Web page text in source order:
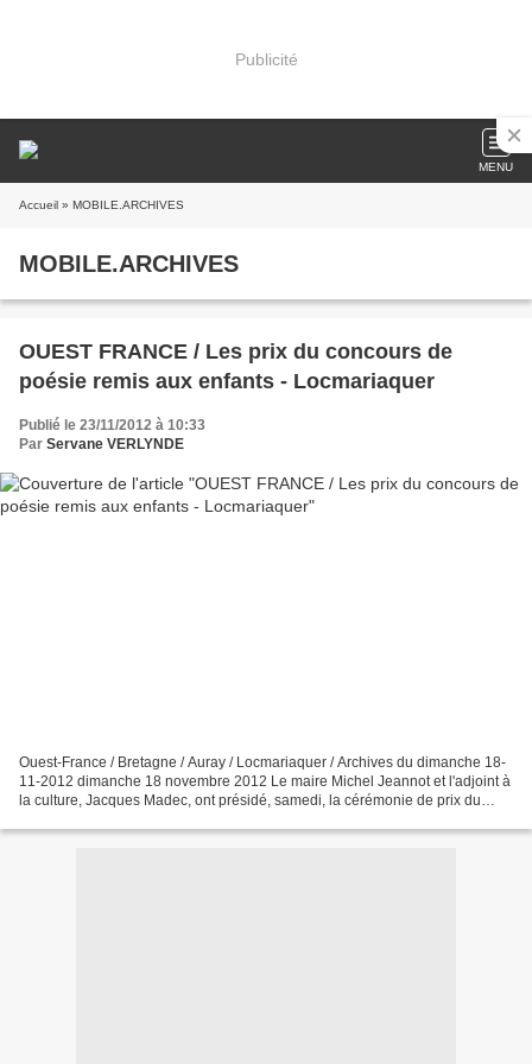
Publicité
MENU
Accueil » MOBILE.ARCHIVES
MOBILE.ARCHIVES
OUEST FRANCE / Les prix du concours de
poésie remis aux enfants - Locmariaquer
Publié le 23/11/2012 à 10:33
Par Servane VERLYNDE
Ouest-France / Bretagne / Auray / Locmariaquer / Archives du dimanche 18-
11-2012 dimanche 18 novembre 2012 Le maire Michel Jeannot et l'adjoint à
la culture, Jacques Madec, ont présidé, samedi, la cérémonie de prix du